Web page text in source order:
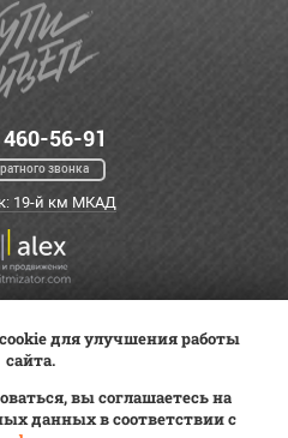
56-91
звонка
19-й км МКАД
ин
ВК Видео
для улучшения работы
сайта.
вы соглашаетесь на
данных в соответствии с